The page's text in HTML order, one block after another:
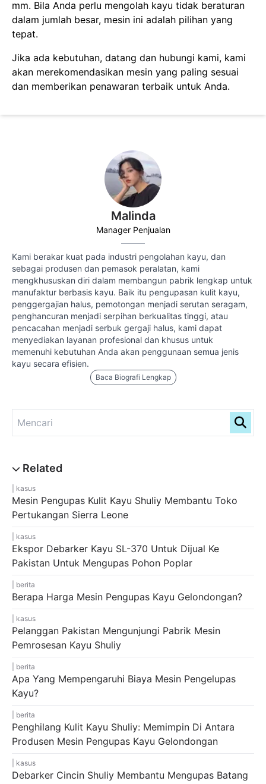
Malinda
Manager Penjualan
Kami berakar kuat pada industri pengolahan kayu, dan
sebagai produsen dan pemasok peralatan, kami
mengkhususkan diri dalam membangun pabrik lengkap untuk
manufaktur berbasis kayu. Baik itu pengupasan kulit kayu,
penggergajian halus, pemotongan menjadi serutan seragam,
penghancuran menjadi serpihan berkualitas tinggi, atau
pencacahan menjadi serbuk gergaji halus, kami dapat
menyediakan layanan profesional dan khusus untuk
memenuhi kebutuhan Anda akan penggunaan semua jenis
kayu secara efisien.
Baca Biografi Lengkap
kasus
Mesin Pengupas Kulit Kayu Shuliy Membantu Toko
Pertukangan Sierra Leone
kasus
Ekspor Debarker Kayu SL-370 Untuk Dijual Ke
Pakistan Untuk Mengupas Pohon Poplar
berita
Berapa Harga Mesin Pengupas Kayu Gelondongan?
kasus
Pelanggan Pakistan Mengunjungi Pabrik Mesin
Pemrosesan Kayu Shuliy
berita
Apa Yang Mempengaruhi Biaya Mesin Pengelupas
Kayu?
berita
Penghilang Kulit Kayu Shuliy: Memimpin Di Antara
Produsen Mesin Pengupas Kayu Gelondongan
kasus
Debarker Cincin Shuliy Membantu Mengupas Batang
mm. Bila Anda perlu mengolah kayu tidak beraturan
dalam jumlah besar, mesin ini adalah pilihan yang
tepat.
Jika ada kebutuhan, datang dan hubungi kami, kami
akan merekomendasikan mesin yang paling sesuai
dan memberikan penawaran terbaik untuk Anda.